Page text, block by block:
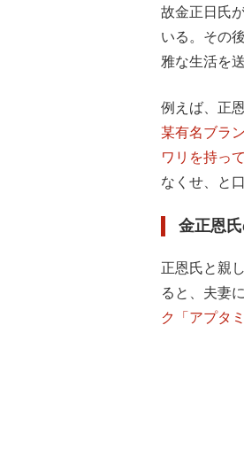
故金正日氏
いる。その
雅な生活を
例えば、正
某有名ブラ
ワリを持っ
なくせ、と
金正恩
正恩氏と親
ると、夫妻
ク「アプタ